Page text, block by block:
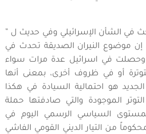
في الشأن الإسرائيلي وفي حديث ل ”
إن موضوع النيران الصديقة تحدث في
وحصلت في اسرائيل عدة مرات سواء
أو في ظروف أخرى، بمعنى أنها
هو احتمالية السيادة في هكذا
الموجودة والتي صادفتها حملة
السياسي الرسمي اليوم في
من التيار الديني القومي الفاشي